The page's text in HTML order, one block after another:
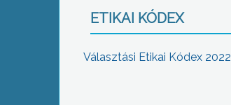
ETIKAI KÓDEX
Választási Etikai Kódex 2022